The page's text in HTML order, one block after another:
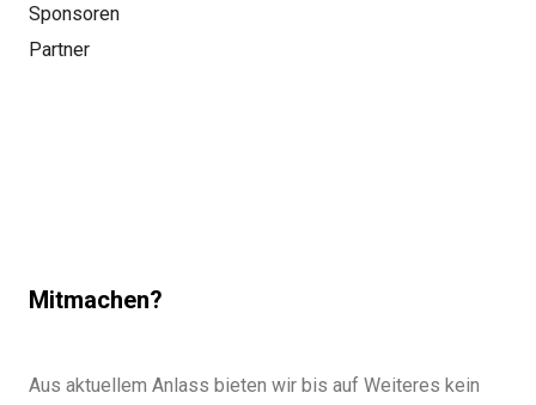
Sponsoren
Partner
Mitmachen?
Aus aktuellem Anlass bieten wir bis auf Weiteres kein